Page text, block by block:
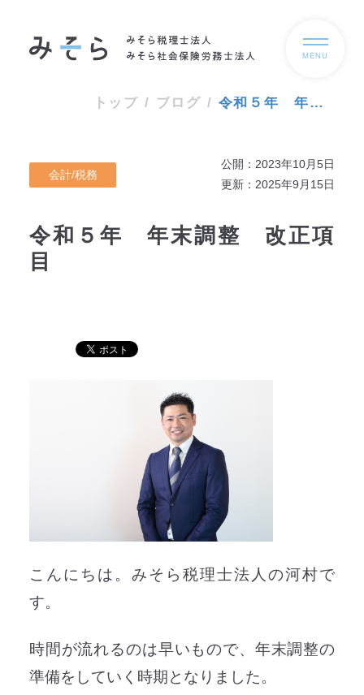
MENU
トップ / ブログ / 令和５年 年末調整 改正項目
会計/税務
公開：2023年10月5日
更新：2025年9月15日
令和５年 年末調整 改正項
目
こんにちは。みそら税理士法人の河村で
す。
時間が流れるのは早いもので、年末調整の
準備をしていく時期となりました。